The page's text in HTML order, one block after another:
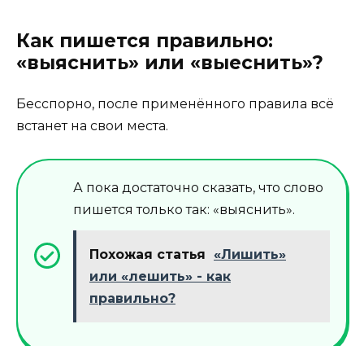
Как пишется правильно:
«выяснить» или «выеснить»?
Бесспорно, после применённого правила всё
встанет на свои места.
А пока достаточно сказать, что слово
пишется только так: «выяснить».
Похожая статья
«Лишить»
или «лешить» - как
правильно?